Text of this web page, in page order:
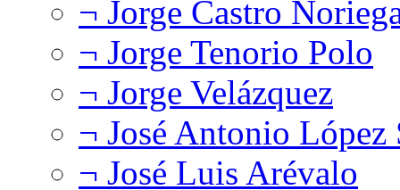
¬ Jorge Castro
¬ Jorge Tenorio Polo
¬ Jorge Velázquez
¬ José Antonio López
¬ José Luis Arévalo